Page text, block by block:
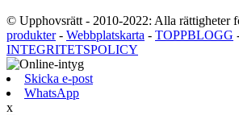
© Upphovsrätt - 2010-2022: Alla rättigheter
produkter- Webbplatskarta - TOPPBLOGG
INTEGRITETSPOLICY
Skicka e-post
WhatsApp
x